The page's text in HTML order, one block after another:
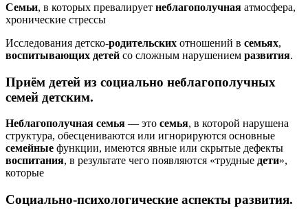
Семьи, в которых превалирует неблагополучная атмосфера,
хронические стрессы
Исследования детско-родительских отношений в семьях,
воспитывающих детей со сложным нарушением развития.
Приём детей из социально неблагополучных
семей детским.
Неблагополучная семья — это семья, в которой нарушена
структура, обесцениваются или игнорируются основные
семейные функции, имеются явные или скрытые дефекты
воспитания, в результате чего появляются «трудные дети»,
которые
Социально-психологические аспекты развития.